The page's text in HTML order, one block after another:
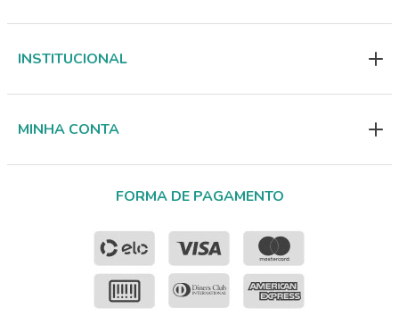
INSTITUCIONAL
MINHA CONTA
FORMA DE PAGAMENTO